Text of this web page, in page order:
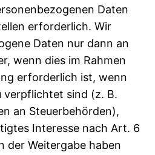
Daten
erforderlich. Wir
Daten nur dann an
wenn dies im Rahmen
erforderlich ist, wenn
verpflichtet sind (z. B.
an Steuerbehörden),
Interesse nach Art. 6
der Weitergabe haben